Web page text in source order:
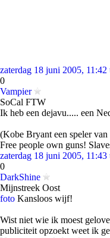
zaterdag 18 juni 2005, 11:42
0
Vampier
SoCal FTW
Ik heb een dejavu..... een
(Kobe Bryant een speler
Free people own guns!
zaterdag 18 juni 2005, 11:43
0
DarkShine
Mijnstreek Oost
foto Kansloos wijf!
Wist niet wie ik moest
publiciteit opzoekt weet ik